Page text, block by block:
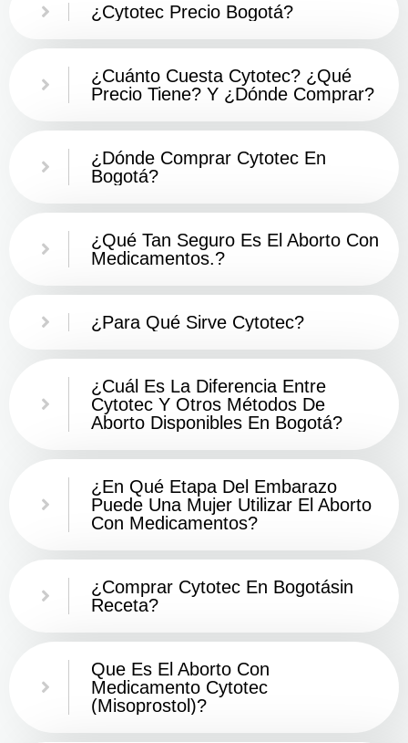
¿Cytotec Precio Bogotá?
¿Cuánto Cuesta Cytotec? ¿Qué
Precio Tiene? Y ¿Dónde Comprar?
¿Dónde Comprar Cytotec En
Bogotá?
¿Qué Tan Seguro Es El Aborto Con
Medicamentos.?
¿Para Qué Sirve Cytotec?
¿Cuál Es La Diferencia Entre
Cytotec Y Otros Métodos De
Aborto Disponibles En Bogotá?
¿En Qué Etapa Del Embarazo
Puede Una Mujer Utilizar El Aborto
Con Medicamentos?
¿Comprar Cytotec En Bogotásin
Receta?
Que Es El Aborto Con
Medicamento Cytotec
(misoprostol)?